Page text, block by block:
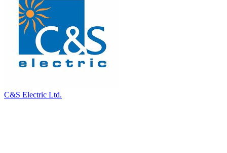
C&S Electric Ltd.